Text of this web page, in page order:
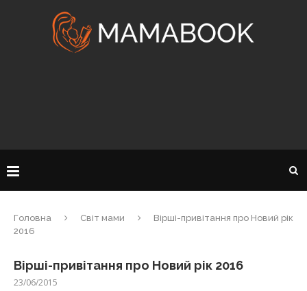
Головна Світ мами
Вірші-привітання про Новий рік
2016
Вірші-привітання про Новий рік 2016
23/06/2015